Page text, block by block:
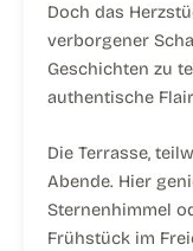
Doch das
verborgener
Geschichten zu
authentische
Die Terrasse,
Abende. Hier
Sternenhimmel
Frühstück im